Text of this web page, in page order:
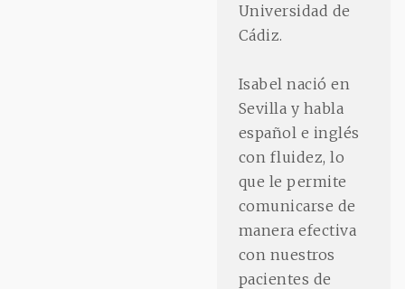
Universidad de
Cádiz.
Isabel nació en
Sevilla y habla
español e inglés
con fluidez, lo
que le permite
comunicarse de
manera efectiva
con nuestros
pacientes de